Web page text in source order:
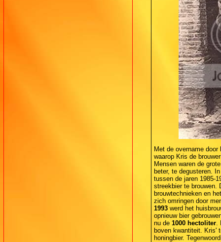
Met de overname door
waarop Kris de
Mensen waren de
beter, te degusteren.
tussen de jaren 1985-
streekbier te brouwen.
brouwtechnieken en
zich omringen door
1993werd het
opnieuw bier
nu de 1000 hectoliter.
boven kwantiteit. Kris'
honingbier.